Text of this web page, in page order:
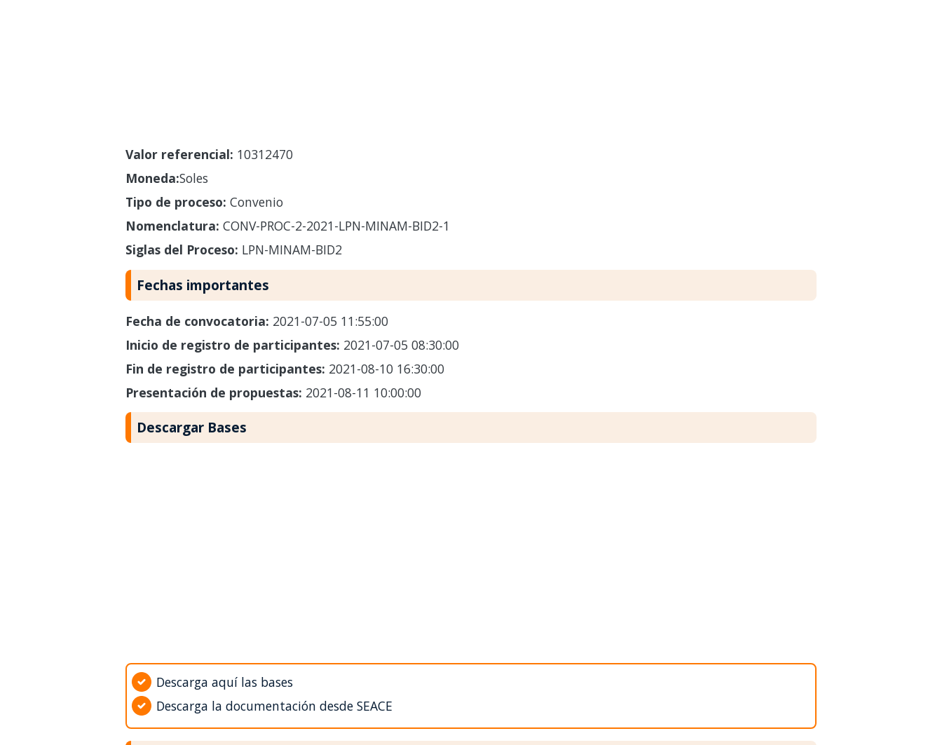
Valor referencial: 10312470
Moneda:Soles
Tipo de proceso: Convenio
Nomenclatura: CONV-PROC-2-2021-LPN-MINAM-BID2-1
Siglas del Proceso: LPN-MINAM-BID2
Fechas importantes
Fecha de convocatoria: 2021-07-05 11:55:00
Inicio de registro de participantes: 2021-07-05 08:30:00
Fin de registro de participantes: 2021-08-10 16:30:00
Presentación de propuestas: 2021-08-11 10:00:00
Descargar Bases
Descarga aquí las bases
Descarga la documentación desde SEACE